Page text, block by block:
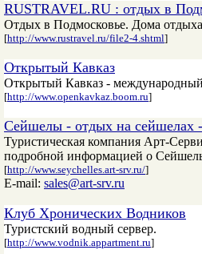
RUSTRAVEL.RU : отдых в
Отдых в Подмосковье. Дома
[http://www.rustravel.ru/file2-4.shtml]
Открытый Кавказ
Открытый Кавказ -
[http://www.openkavkaz.boom.ru]
Сейшелы - отдых на сейшелах
Туристическая компания Арт-
подробной информацией о
[http://www.seychelles.art-srv.ru/]
E-mail: sales@art-srv.ru
Клуб Хронических Водников
Туристский водный сервер.
[http://www.vodnik.appartment.ru]